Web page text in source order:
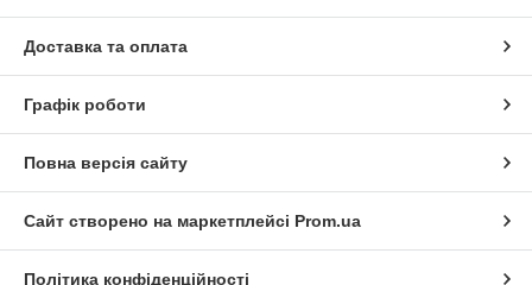
Доставка та оплата
Графік роботи
Повна версія сайту
Сайт створено на маркетплейсі Prom.ua
Політика конфіденційності